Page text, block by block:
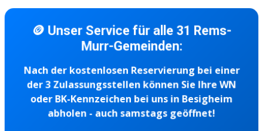
🪙 Unser Service für alle 31 Rems-
Murr-Gemeinden:
Nach der kostenlosen Reservierung bei einer
der 3 Zulassungsstellen können Sie Ihre WN
oder BK-Kennzeichen bei uns in Besigheim
abholen - auch samstags geöffnet!